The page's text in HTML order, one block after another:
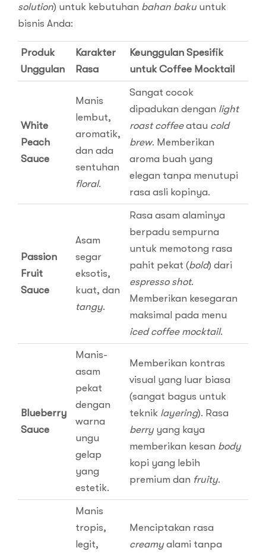
solution) untuk kebutuhan bahan baku untuk
bisnis Anda:
Produk
Unggulan
Karakter
Rasa
Keunggulan Spesifik
untuk Coffee Mocktail
White
Peach
Sauce
Manis
lembut,
aromatik,
dan ada
sentuhan
floral.
Sangat cocok
dipadukan dengan light
roast coffeeatau cold
brew. Memberikan
aroma buah yang
elegan tanpa menutupi
rasa asli kopinya.
Passion
Fruit
Sauce
Asam
segar
eksotis,
kuat, dan
tangy.
Rasa asam alaminya
berpadu sempurna
untuk memotong rasa
pahit pekat (bold) dari
espresso shot.
Memberikan kesegaran
maksimal pada menu
iced coffee mocktail.
Blueberry
Sauce
Manis-
asam
pekat
dengan
warna
ungu
gelap
yang
estetik.
Memberikan kontras
visual yang luar biasa
(sangat bagus untuk
teknik layering). Rasa
berryyang kaya
memberikan kesan body
kopi yang lebih
premium dan fruity.
Manis
tropis,
legit,
Menciptakan rasa
creamyalami tanpa